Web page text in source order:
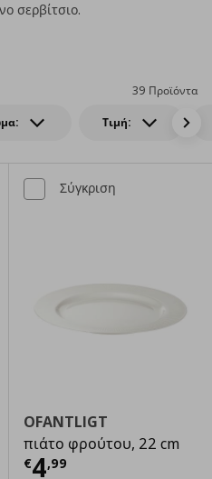
σερβίτσιο.
Τιμή:
39 Προϊόντα
Σύγκριση
OFANTLIGT
πιάτο φρούτου, 22 cm
€4,99
Τρέχουσα